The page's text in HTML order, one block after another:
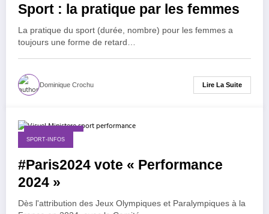
Sport : la pratique par les femmes
La pratique du sport (durée, nombre) pour les femmes a
toujours une forme de retard…
Dominique Crochu Lire La Suite
SPORT-INFOS
#Paris2024 vote « Performance
2024 »
Dès l'attribution des Jeux Olympiques et Paralympiques à la